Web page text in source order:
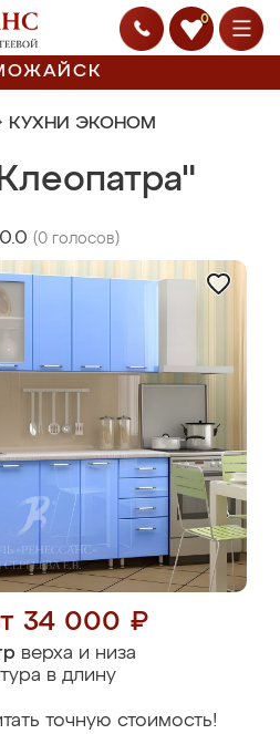
0
КУХНИ ЭКОНОМ
0.0 (0 голосов)
34 000 ₽
верха и низа
в длину
точную стоимость!